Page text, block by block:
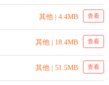
其他 | 4.4MB 查看
其他 | 18.4MB 查看
其他 | 51.5MB 查看